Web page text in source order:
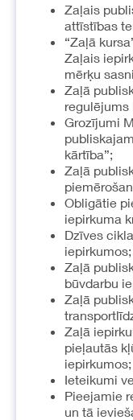
Zaļais
attīstības
“Zaļā
Zaļais
mērķu
Zaļā
regulējums
Grozījumi
kārtība”;
Zaļā
Obligātie
iepirkuma
Dzīves
iepirkumos;
Zaļā
būvdarbu
Zaļā
Zaļā
pieļautās
iepirkumos;
Ieteikumi
Pieejamie
un tā